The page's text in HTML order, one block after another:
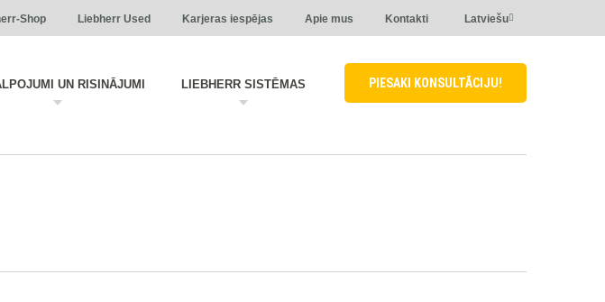
Shop Liebherr Used Karjeras iespējas Apie mus Kontakti Latviešu
UN RISINĀJUMI LIEBHERR SISTĒMAS PIESAKI KONSULTĀCIJU!